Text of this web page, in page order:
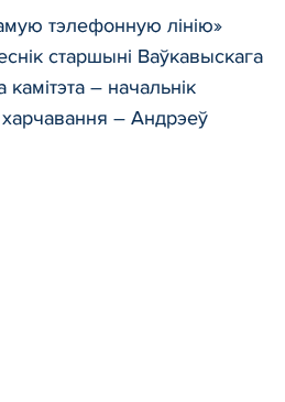
тэлефонную лінію»
старшыні Ваўкавыскага
– начальнік
харчавання – Андрэеў